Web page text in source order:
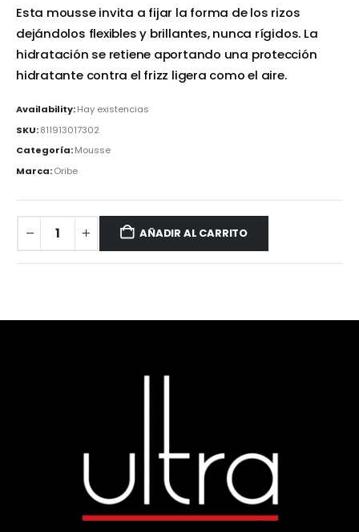
Esta mousse invita a fijar la forma de los rizos
dejándolos flexibles y brillantes, nunca rígidos. La
hidratación se retiene aportando una protección
hidratante contra el frizz ligera como el aire.
Availability:Hay existencias
SKU:811913017302
Categoría:Mousse
Marca:Oribe
AÑADIR AL CARRITO